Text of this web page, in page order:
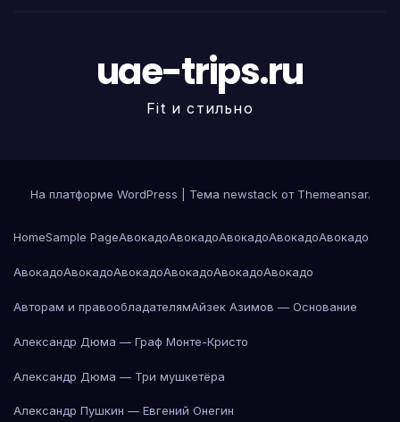
uae-trips.ru
Fit и стильно
На платформе WordPress Тема newstack от Themeansar.
HomeSample PageАвокадоАвокадоАвокадоАвокадоАвокадо
АвокадоАвокадоАвокадоАвокадоАвокадоАвокадо
Авторам и правообладателямАйзек Азимов — Основание
Александр Дюма — Граф Монте-Кристо
Александр Дюма — Три мушкетёра
Александр Пушкин — Евгений Онегин